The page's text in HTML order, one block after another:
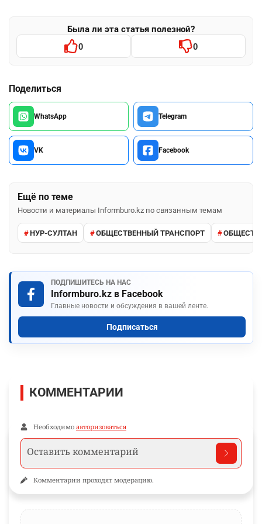
Была ли эта статья полезной?
0 0
Поделиться
WhatsApp Telegram
VK Facebook
Ещё по теме
Новости и материалы Informburo.kz по связанным темам
НУР-СУЛТАН ОБЩЕСТВЕННЫЙ ТРАНСПОРТ
ПОДПИШИТЕСЬ НА НАС
Informburo.kz в Facebook
Главные новости и обсуждения в вашей ленте.
Подписаться
КОММЕНТАРИИ
Необходимо авторизоваться
Комментарии проходят модерацию.